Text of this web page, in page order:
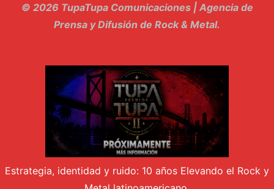
14. Llanto en el Cielo - Carmaleon
15. Pachakuti - Pleia
16. Demuestro Mi Fe - Epidemia Rapcore
17. Kamikaze - La Pvta Electrica
18. El diablo esta en bora bora - El Sr Jada y los ultimos de la cuadra
© 2026 TupaTupa Comunicaciones | Agencia de
Prensa y Difusión de Rock & Metal.
Estrategia, identidad y ruido: 10 años Elevando el Rock y